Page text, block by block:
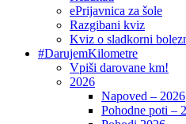
ePrijavnica za šole
Razgibani kviz
Kviz o sladkorni
#DarujemKilometre
Vpiši darovane km!
2026
Napoved – 2026
Pohodne poti –